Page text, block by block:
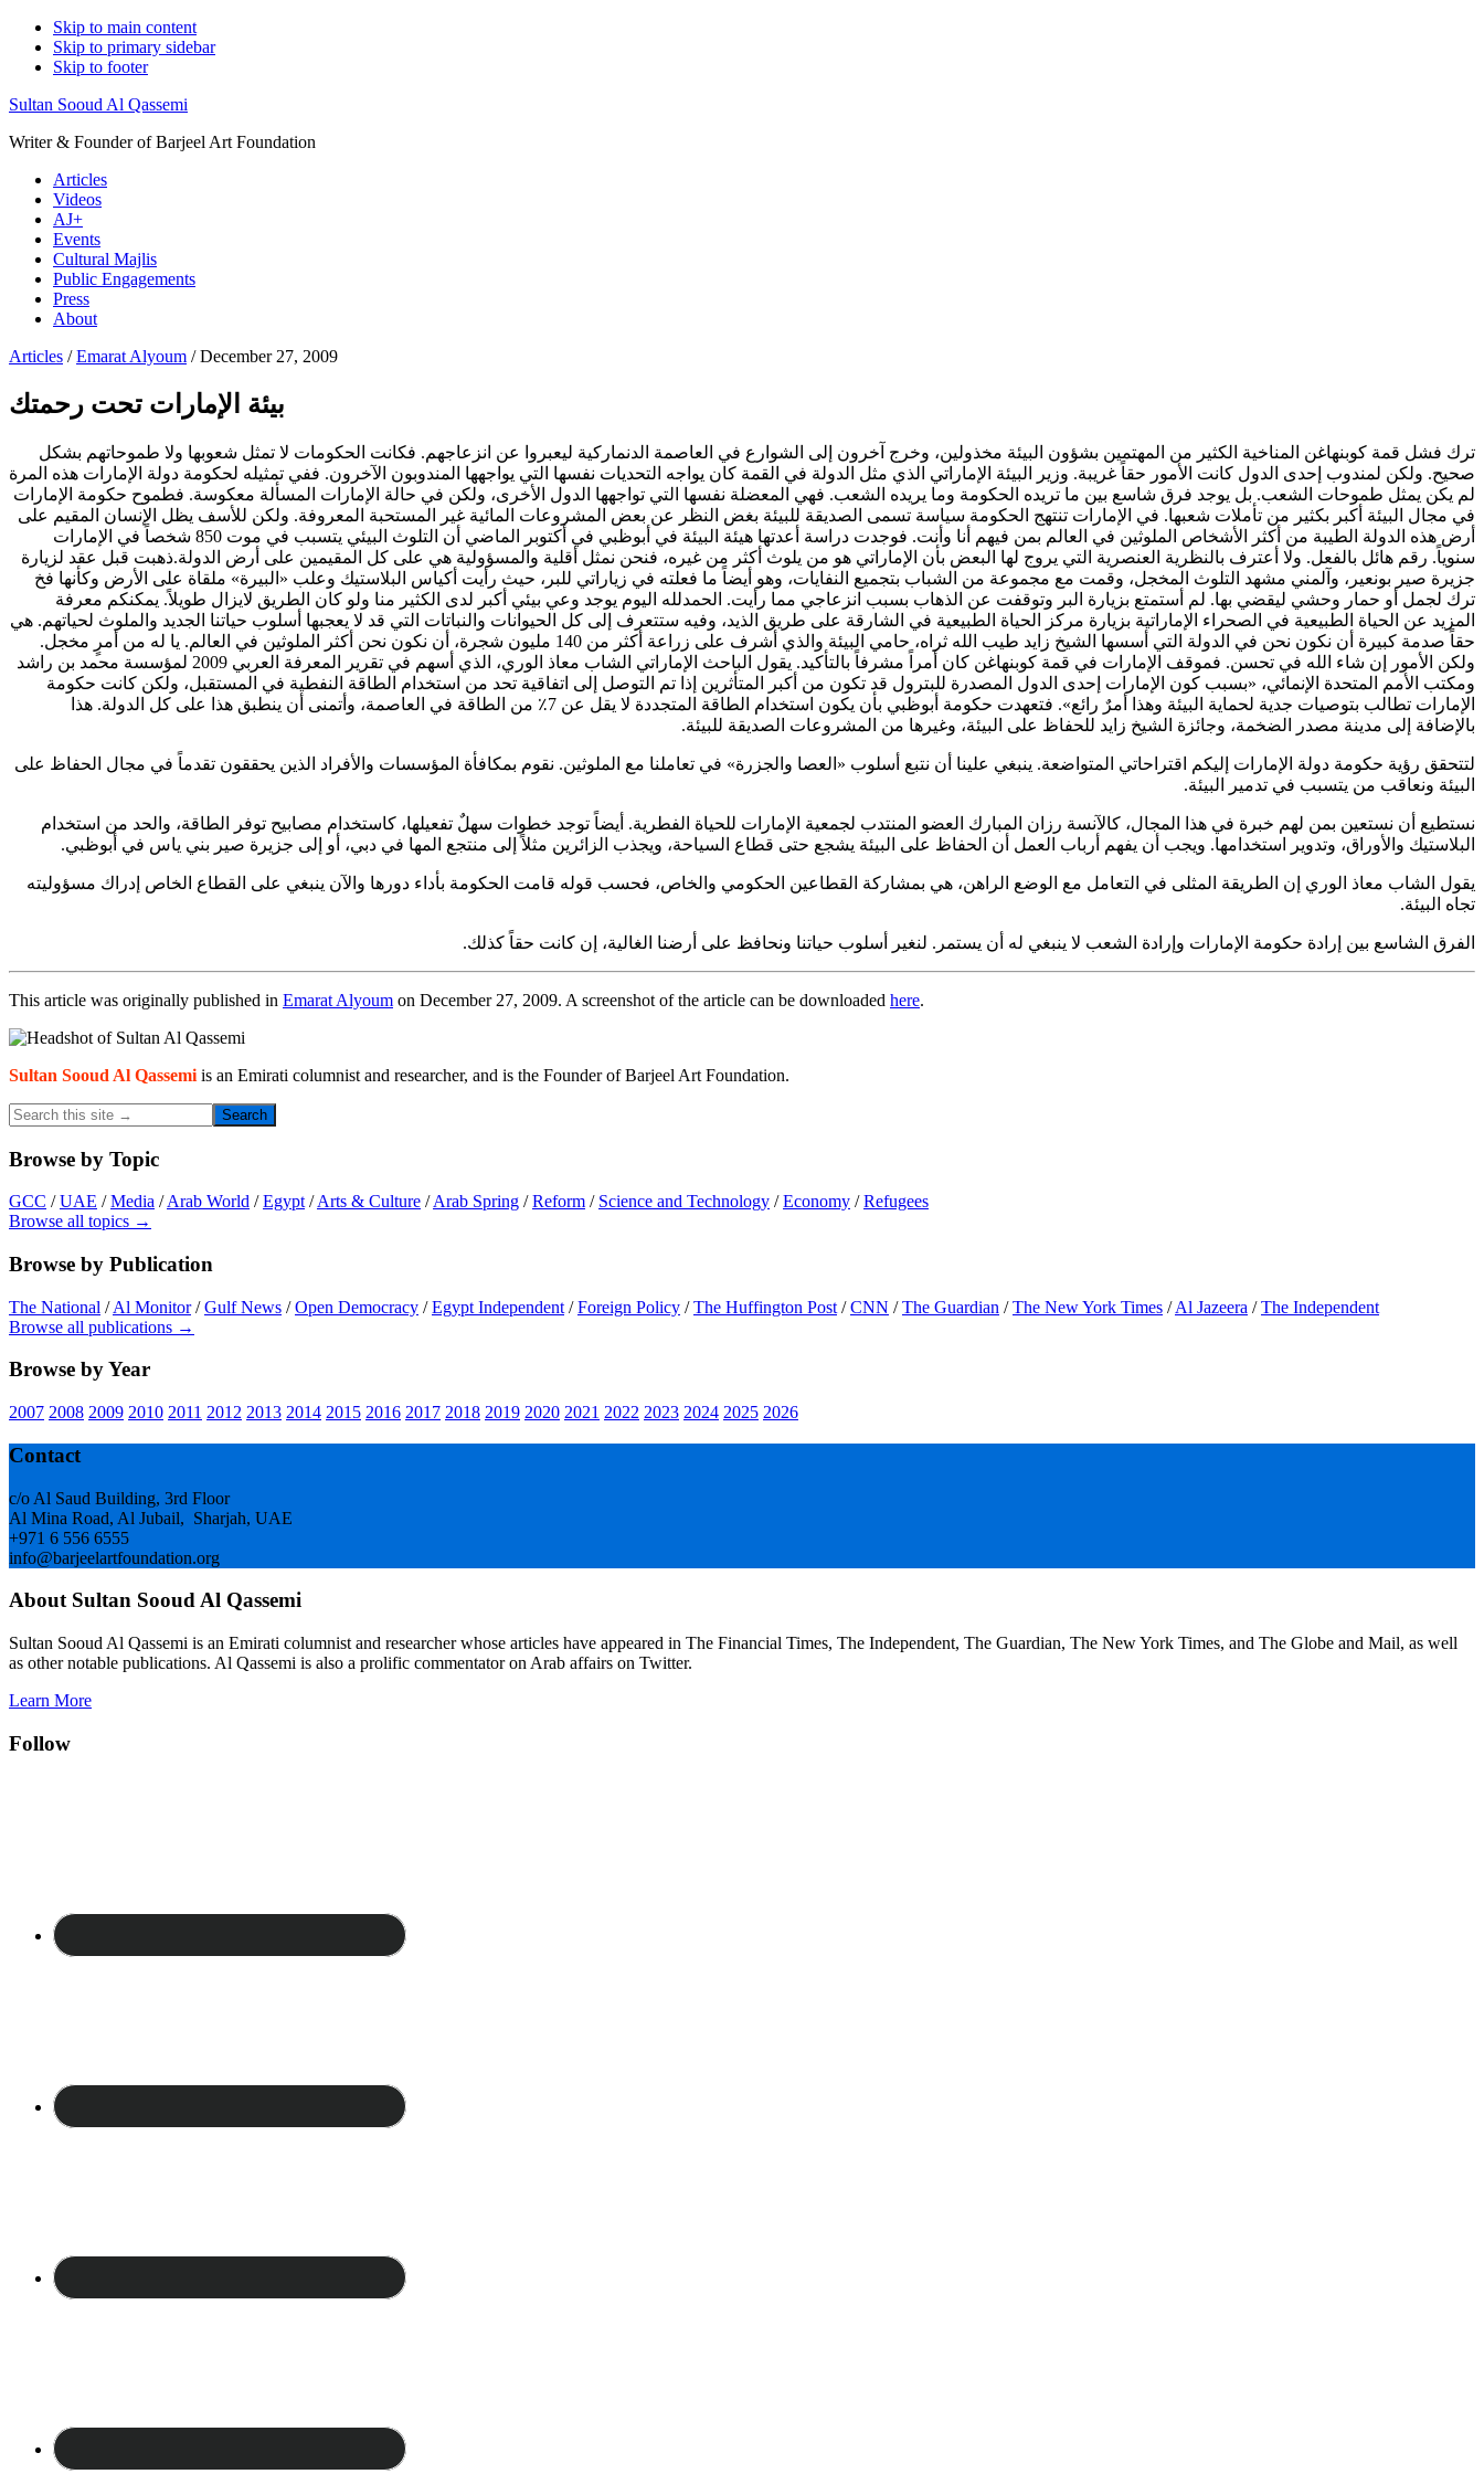
Skip to main content
Skip to primary sidebar
Skip to footer
Sultan Sooud Al Qassemi
Writer & Founder of Barjeel Art Foundation
Articles
Videos
AJ+
Events
Cultural Majlis
Public Engagements
Press
About
Articles /Emarat Alyoum / December 27, 2009
بيئة الإمارات تحت رحمتك
ترك فشل قمة كوبنهاغن المناخية الكثير من المهتمين بشؤون البيئة مخذولين، وخرج آخرون إلى الشوارع في العاصمة الدنماركية ليعبروا عن انزعاجهم. فكانت الحكومات لا تمثل شعوبها ولا طموحاتهم بشكل
صحيح. ولكن لمندوب إحدى الدول كانت الأمور حقاً غريبة. وزير البيئة الإماراتي الذي مثل الدولة في القمة كان يواجه التحديات نفسها التي يواجهها المندوبون الآخرون. ففي تمثيله لحكومة دولة الإمارات هذه المرة
لم يكن يمثل طموحات الشعب. بل يوجد فرق شاسع بين ما تريده الحكومة وما يريده الشعب. فهي المعضلة نفسها التي تواجهها الدول الأخرى، ولكن في حالة الإمارات المسألة معكوسة. فطموح حكومة الإمارات
في مجال البيئة أكبر بكثير من تأملات شعبها. في الإمارات تنتهج الحكومة سياسة تسمى الصديقة للبيئة بغض النظر عن بعض المشروعات المائية غير المستحبة المعروفة. ولكن للأسف يظل الإنسان المقيم على
أرض هذه الدولة الطيبة من أكثر الأشخاص الملوثين في العالم بمن فيهم أنا وأنت. فوجدت دراسة أعدتها هيئة البيئة في أبوظبي في أكتوبر الماضي أن التلوث البيئي يتسبب في موت 850 شخصاً في الإمارات
سنوياً. رقم هائل بالفعل. ولا أعترف بالنظرية العنصرية التي يروج لها البعض بأن الإماراتي هو من يلوث أكثر من غيره، فنحن نمثل أقلية والمسؤولية هي على كل المقيمين على أرض الدولة.ذهبت قبل عقد لزيارة
جزيرة صير بونعير، وآلمني مشهد التلوث المخجل، وقمت مع مجموعة من الشباب بتجميع النفايات، وهو أيضاً ما فعلته في زياراتي للبر، حيث رأيت أكياس البلاستيك وعلب «البيرة» ملقاة على الأرض وكأنها فخ
ترك لجمل أو حمار وحشي ليقضي بها. لم أستمتع بزيارة البر وتوقفت عن الذهاب بسبب انزعاجي مما رأيت. الحمدلله اليوم يوجد وعي بيئي أكبر لدى الكثير منا ولو كان الطريق لايزال طويلاً. يمكنكم معرفة
المزيد عن الحياة الطبيعية في الصحراء الإماراتية بزيارة مركز الحياة الطبيعية في الشارقة على طريق الذيد، وفيه ستتعرف إلى كل الحيوانات والنباتات التي قد لا يعجبها أسلوب حياتنا الجديد والملوث لحياتهم. هي
حقاً صدمة كبيرة أن نكون نحن في الدولة التي أسسها الشيخ زايد طيب الله ثراه، حامي البيئة والذي أشرف على زراعة أكثر من 140 مليون شجرة، أن نكون نحن أكثر الملوثين في العالم. يا له من أمرٍ مخجل.
ولكن الأمور إن شاء الله في تحسن. فموقف الإمارات في قمة كوبنهاغن كان أمراً مشرفاً بالتأكيد. يقول الباحث الإماراتي الشاب معاذ الوري، الذي أسهم في تقرير المعرفة العربي 2009 لمؤسسة محمد بن راشد
ومكتب الأمم المتحدة الإنمائي، «بسبب كون الإمارات إحدى الدول المصدرة للبترول قد تكون من أكبر المتأثرين إذا تم التوصل إلى اتفاقية تحد من استخدام الطاقة النفطية في المستقبل، ولكن كانت حكومة
الإمارات تطالب بتوصيات جدية لحماية البيئة وهذا أمرٌ رائع». فتعهدت حكومة أبوظبي بأن يكون استخدام الطاقة المتجددة لا يقل عن 7٪ من الطاقة في العاصمة، وأتمنى أن ينطبق هذا على كل الدولة. هذا
بالإضافة إلى مدينة مصدر الضخمة، وجائزة الشيخ زايد للحفاظ على البيئة، وغيرها من المشروعات الصديقة للبيئة.
لتتحقق رؤية حكومة دولة الإمارات إليكم اقتراحاتي المتواضعة. ينبغي علينا أن نتبع أسلوب «العصا والجزرة» في تعاملنا مع الملوثين. نقوم بمكافأة المؤسسات والأفراد الذين يحققون تقدماً في مجال الحفاظ على
البيئة ونعاقب من يتسبب في تدمير البيئة.
نستطيع أن نستعين بمن لهم خبرة في هذا المجال، كالآنسة رزان المبارك العضو المنتدب لجمعية الإمارات للحياة الفطرية. أيضاً توجد خطوات سهلٌ تفعيلها، كاستخدام مصابيح توفر الطاقة، والحد من استخدام
البلاستيك والأوراق، وتدوير استخدامها. ويجب أن يفهم أرباب العمل أن الحفاظ على البيئة يشجع حتى قطاع السياحة، ويجذب الزائرين مثلاً إلى منتجع المها في دبي، أو إلى جزيرة صير بني ياس في أبوظبي.
يقول الشاب معاذ الوري إن الطريقة المثلى في التعامل مع الوضع الراهن، هي بمشاركة القطاعين الحكومي والخاص، فحسب قوله قامت الحكومة بأداء دورها والآن ينبغي على القطاع الخاص إدراك مسؤوليته
تجاه البيئة.
الفرق الشاسع بين إرادة حكومة الإمارات وإرادة الشعب لا ينبغي له أن يستمر. لنغير أسلوب حياتنا ونحافظ على أرضنا الغالية، إن كانت حقاً كذلك.
This article was originally published in Emarat Alyoum on December 27, 2009. A screenshot of the article can be downloaded here.
Primary
Sidebar
Sultan Sooud Al Qassemi is an Emirati columnist and researcher, and is the Founder of Barjeel Art Foundation.
Search
this
site
→
Browse by Topic
GCC /UAE /Media /Arab World /Egypt /Arts & Culture /Arab Spring /Reform / Science and Technology /Economy /Refugees
Browse all topics →
Browse by Publication
The National /Al Monitor/Gulf News /Open Democracy /Egypt Independent /Foreign Policy /The Huffington Post /CNN /The Guardian /The New York Times /Al Jazeera /The Independent
Browse all publications →
Browse by Year
2007 2008 2009 2010 2011 2012 2013 2014 2015 2016 2017 2018 2019 2020 2021 2022 2023 2024 2025 2026
Footer
Contact
c/o Al Saud Building, 3rd Floor
Al Mina Road, Al Jubail, Sharjah, UAE
+971 6 556 6555
info@barjeelartfoundation.org
About Sultan Sooud Al Qassemi
Sultan Sooud Al Qassemi is an Emirati columnist and researcher whose articles have appeared in The Financial Times, The Independent, The Guardian, The New York Times, and The Globe and Mail, as well
as other notable publications. Al Qassemi is also a prolific commentator on Arab affairs on Twitter.
Learn More
Follow